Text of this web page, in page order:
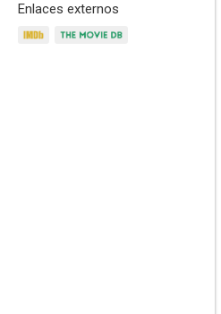
Enlaces externos